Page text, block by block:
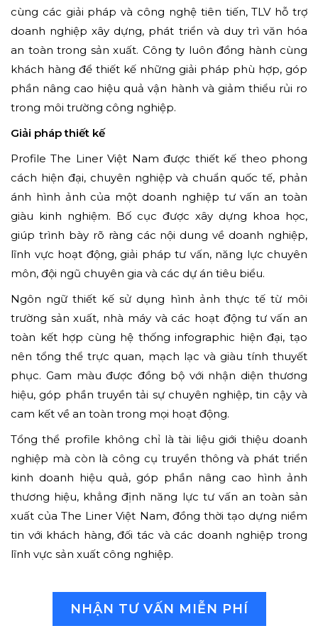
cùng các giải pháp và công nghệ tiên tiến, TLV hỗ trợ
doanh nghiệp xây dựng, phát triển và duy trì văn hóa
an toàn trong sản xuất. Công ty luôn đồng hành cùng
khách hàng để thiết kế những giải pháp phù hợp, góp
phần nâng cao hiệu quả vận hành và giảm thiểu rủi ro
trong môi trường công nghiệp.
Giải pháp thiết kế
Profile The Liner Việt Nam được thiết kế theo phong
cách hiện đại, chuyên nghiệp và chuẩn quốc tế, phản
ánh hình ảnh của một doanh nghiệp tư vấn an toàn
giàu kinh nghiệm. Bố cục được xây dựng khoa học,
giúp trình bày rõ ràng các nội dung về doanh nghiệp,
lĩnh vực hoạt động, giải pháp tư vấn, năng lực chuyên
môn, đội ngũ chuyên gia và các dự án tiêu biểu.
Ngôn ngữ thiết kế sử dụng hình ảnh thực tế từ môi
trường sản xuất, nhà máy và các hoạt động tư vấn an
toàn kết hợp cùng hệ thống infographic hiện đại, tạo
nên tổng thể trực quan, mạch lạc và giàu tính thuyết
phục. Gam màu được đồng bộ với nhận diện thương
hiệu, góp phần truyền tải sự chuyên nghiệp, tin cậy và
cam kết về an toàn trong mọi hoạt động.
Tổng thể profile không chỉ là tài liệu giới thiệu doanh
nghiệp mà còn là công cụ truyền thông và phát triển
kinh doanh hiệu quả, góp phần nâng cao hình ảnh
thương hiệu, khẳng định năng lực tư vấn an toàn sản
xuất của The Liner Việt Nam, đồng thời tạo dựng niềm
tin với khách hàng, đối tác và các doanh nghiệp trong
lĩnh vực sản xuất công nghiệp.
NHẬN TƯ VẤN MIỄN PHÍ